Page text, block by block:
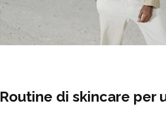
Routine di skincare per